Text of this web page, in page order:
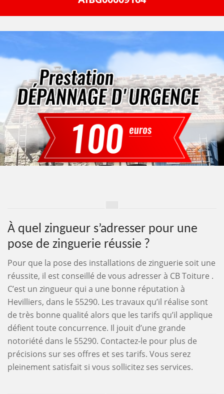
À quel zingueur s’adresser pour une
pose de zinguerie réussie ?
Pour que la pose des installations de zinguerie soit une
réussite, il est conseillé de vous adresser à CB Toiture .
C’est un zingueur qui a une bonne réputation à
Hevilliers, dans le 55290. Les travaux qu’il réalise sont
de très bonne qualité alors que les tarifs qu’il applique
défient toute concurrence. Il jouit d’une grande
notoriété dans le 55290. Contactez-le pour plus de
précisions sur ses offres et ses tarifs. Vous serez
pleinement satisfait si vous sollicitez ses services.